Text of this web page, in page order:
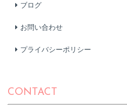
ブログ
お問い合わせ
プライバシーポリシー
CONTACT